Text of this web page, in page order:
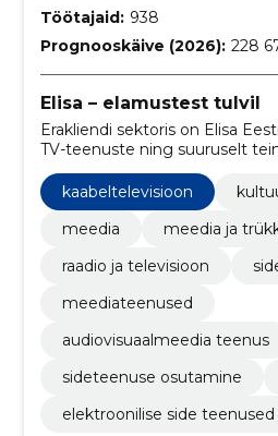
Töötajaid: 938
Prognooskäive (2026): 228
Elisa – elamustest tulvil
Erakliendi sektoris on Elisa
TV-teenuste ning suuruselt
püsiühenduse pakkuja.
kaabeltelevisioon
meedia
meedia ja
raadio ja televisioon
meediateenused
audiovisuaalmeedia teenus
sideteenuse osutamine
elektroonilise side teenused